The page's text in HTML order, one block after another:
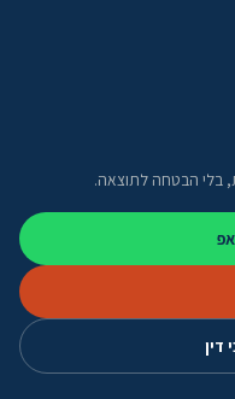
בלי הבטחה לתוצאה.
דין